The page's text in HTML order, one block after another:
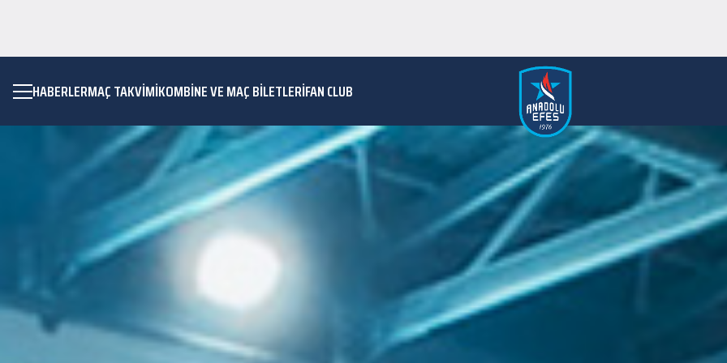
HABERLERMAÇ TAKVIMIKOMBİNE VE MAÇ BİLETLERİFAN CLUB